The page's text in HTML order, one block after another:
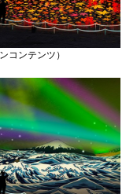
コンテンツ）